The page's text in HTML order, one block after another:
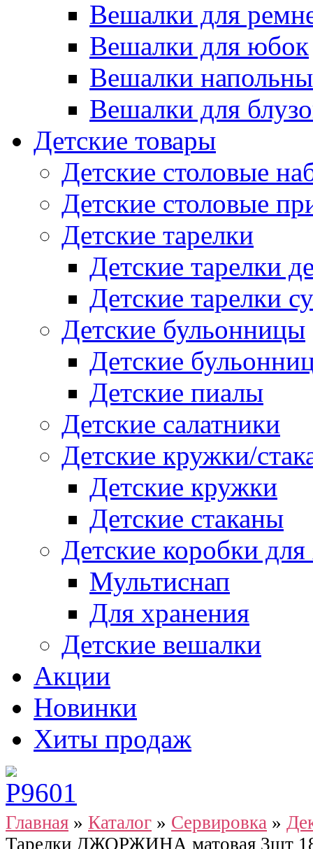
Вешалки для
Вешалки для юбок
Вешалки
Вешалки для
Детские товары
Детские столовые
Детские столовые
Детские тарелки
Детские тарелки
Детские тарелки
Детские бульонницы
Детские
Детские пиалы
Детские салатники
Детские кружки/
Детские кружки
Детские стаканы
Детские коробки
Мультиснап
Для хранения
Детские вешалки
Акции
Новинки
Хиты продаж
Главная » Каталог » Сервировка »
Тарелки ДЖОРЖИНА матовая 3шт